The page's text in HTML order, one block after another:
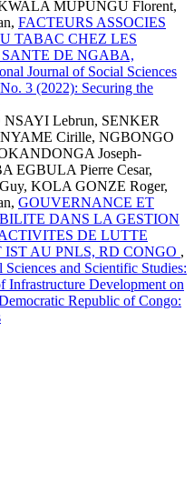
MUPUNGU Florent,
FACTEURS ASSOCIES
TABAC CHEZ LES
DE NGABA,
Journal of Social Sciences
3 (2022): Securing the
NSAYI Lebrun, SENKER
Cirille, NGBONGO
Joseph-
EGBULA Pierre Cesar,
KOLA GONZE Roger,
GOUVERNANCE ET
DANS LA GESTION
DE LUTTE
AU PNLS, RD CONGO ,
and Scientific Studies:
Development on
Republic of Congo: